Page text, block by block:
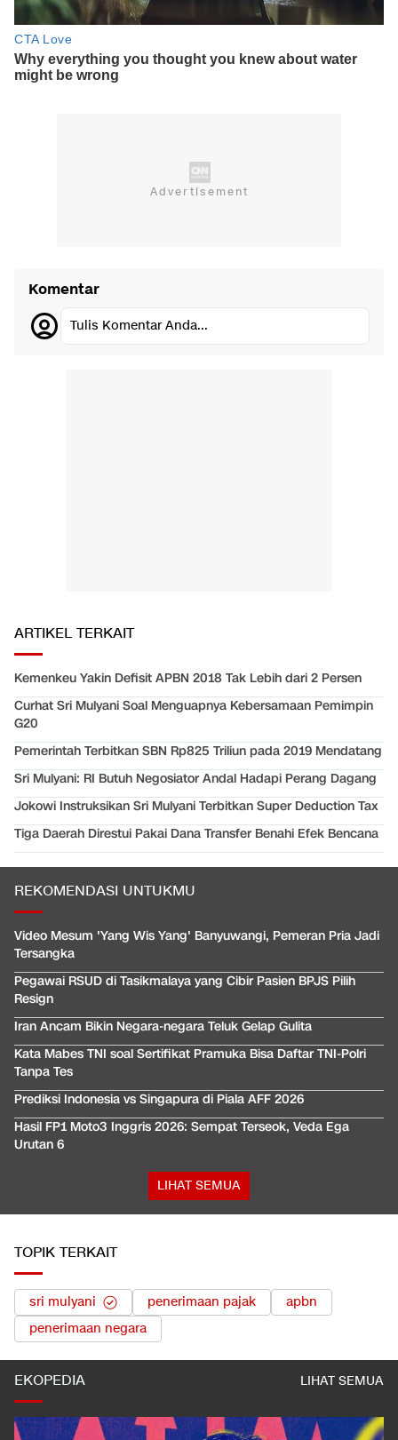
Komentar
Tulis Komentar Anda...
ARTIKEL TERKAIT
Kemenkeu Yakin Defisit APBN 2018 Tak Lebih dari 2 Persen
Curhat Sri Mulyani Soal Menguapnya Kebersamaan Pemimpin
G20
Pemerintah Terbitkan SBN Rp825 Triliun pada 2019 Mendatang
Sri Mulyani: RI Butuh Negosiator Andal Hadapi Perang Dagang
Jokowi Instruksikan Sri Mulyani Terbitkan Super Deduction Tax
Tiga Daerah Direstui Pakai Dana Transfer Benahi Efek Bencana
REKOMENDASI UNTUKMU
Video Mesum 'Yang Wis Yang' Banyuwangi, Pemeran Pria Jadi
Tersangka
Pegawai RSUD di Tasikmalaya yang Cibir Pasien BPJS Pilih
Resign
Iran Ancam Bikin Negara-negara Teluk Gelap Gulita
Kata Mabes TNI soal Sertifikat Pramuka Bisa Daftar TNI-Polri
Tanpa Tes
Prediksi Indonesia vs Singapura di Piala AFF 2026
Hasil FP1 Moto3 Inggris 2026: Sempat Terseok, Veda Ega
Urutan 6
LIHAT SEMUA
TOPIK TERKAIT
sri mulyani penerimaan pajak
apbn
penerimaan negara
EKOPEDIA LIHAT SEMUA